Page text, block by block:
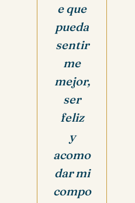
e que
pueda
sentir
me
mejor,
ser
feliz
y
acomo
dar mi
compo